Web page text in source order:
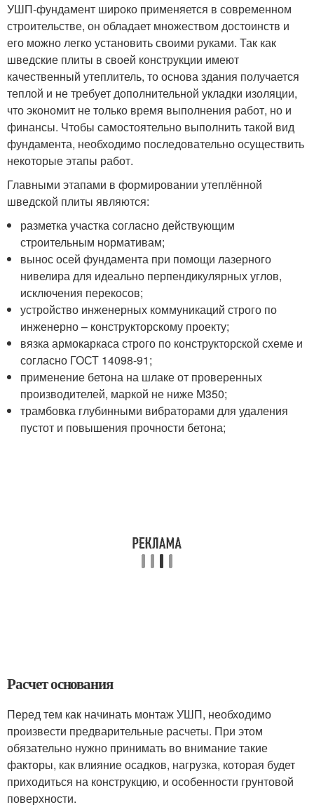
УШП-фундамент широко применяется в современном
строительстве, он обладает множеством достоинств и
его можно легко установить своими руками. Так как
шведские плиты в своей конструкции имеют
качественный утеплитель, то основа здания получается
теплой и не требует дополнительной укладки изоляции,
что экономит не только время выполнения работ, но и
финансы. Чтобы самостоятельно выполнить такой вид
фундамента, необходимо последовательно осуществить
некоторые этапы работ.
Главными этапами в формировании утеплённой
шведской плиты являются:
разметка участка согласно действующим
строительным нормативам;
вынос осей фундамента при помощи лазерного
нивелира для идеально перпендикулярных углов,
исключения перекосов;
устройство инженерных коммуникаций строго по
инженерно – конструкторскому проекту;
вязка армокаркаса строго по конструкторской схеме и
согласно ГОСТ 14098-91;
применение бетона на шлаке от проверенных
производителей, маркой не ниже М350;
трамбовка глубинными вибраторами для удаления
пустот и повышения прочности бетона;
Расчет основания
Перед тем как начинать монтаж УШП, необходимо
произвести предварительные расчеты. При этом
обязательно нужно принимать во внимание такие
факторы, как влияние осадков, нагрузка, которая будет
приходиться на конструкцию, и особенности грунтовой
поверхности.